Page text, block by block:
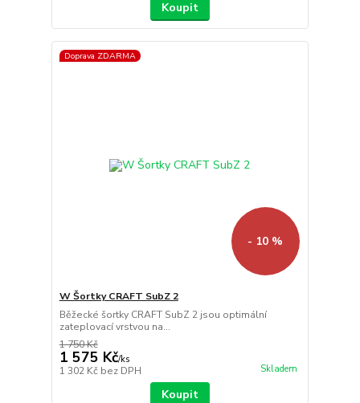
Koupit
Doprava ZDARMA
- 10 %
W Šortky CRAFT SubZ 2
Běžecké šortky CRAFT SubZ 2 jsou optimální
zateplovací vrstvou na...
1 750 Kč
1 575 Kč/ks
1 302 Kč bez DPH Skladem
Koupit